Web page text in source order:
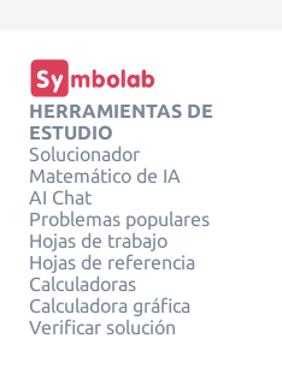
HERRAMIENTAS DE
ESTUDIO
Solucionador
Matemático de IA
AI Chat
Problemas populares
Hojas de trabajo
Hojas de referencia
Calculadoras
Calculadora gráfica
Verificar solución